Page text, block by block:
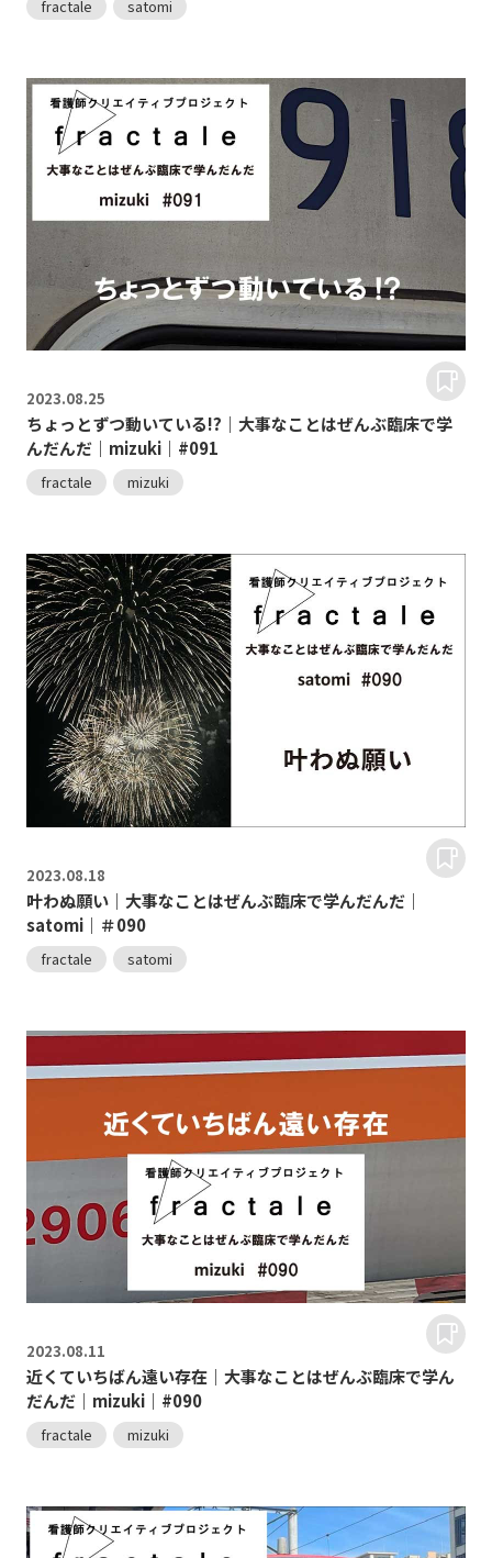
fractale satomi
2023.08.25
ちょっとずつ動いている!?｜大事なことはぜんぶ臨床で学
んだんだ｜mizuki｜#091
fractale mizuki
2023.08.18
叶わぬ願い｜大事なことはぜんぶ臨床で学んだんだ｜
satomi｜＃090
fractale satomi
2023.08.11
近くていちばん遠い存在｜大事なことはぜんぶ臨床で学ん
だんだ｜mizuki｜#090
fractale mizuki